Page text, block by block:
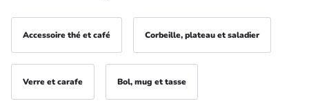
Accessoire thé et café Corbeille, plateau et saladier
Verre et carafe Bol, mug et tasse